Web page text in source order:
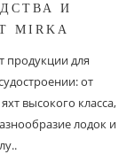
И
MIRKA
продукции для
от
высокого класса,
лодок и